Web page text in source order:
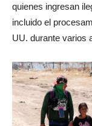
quienes ingresan
incluido el
UU. durante varios